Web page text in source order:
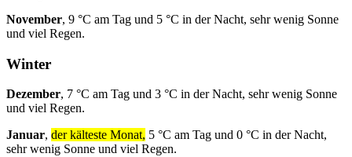
November, 9 °C am Tag und 5 °C in der Nacht, sehr wenig Sonne
und viel Regen.
Winter
Dezember, 7 °C am Tag und 3 °C in der Nacht, sehr wenig Sonne
und viel Regen.
Januar, der kälteste Monat, 5 °C am Tag und 0 °C in der Nacht,
sehr wenig Sonne und viel Regen.